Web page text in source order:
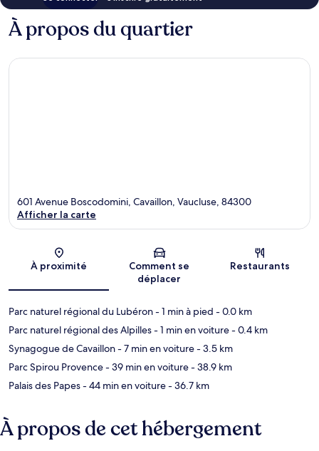
À propos du quartier
Carte
601 Avenue Boscodomini, Cavaillon, Vaucluse, 84300
Afficher la carte
À proximité
Comment se
déplacer
Restaurants
Parc naturel régional du Lubéron- 1 min à pied - 0.0 km
Parc naturel régional des Alpilles- 1 min en voiture- 0.4 km
Synagogue de Cavaillon- 7 min en voiture- 3.5 km
Parc Spirou Provence- 39 min en voiture- 38.9 km
Palais des Papes- 44 min en voiture- 36.7 km
À propos de cet hébergement